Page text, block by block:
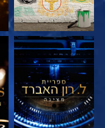
בדוק את הסדרה